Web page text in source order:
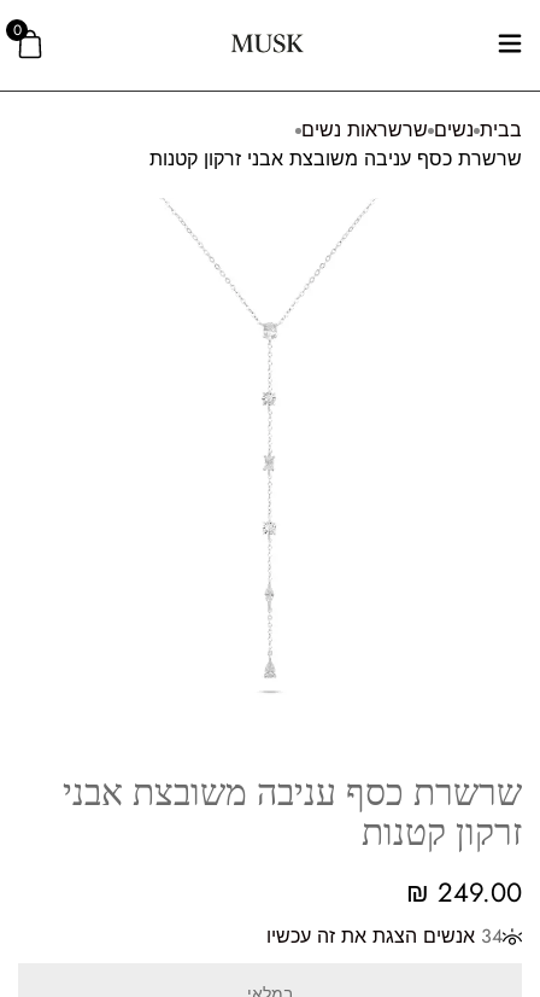
0
בבית נשים שרשראות נשים
שרשרת כסף עניבה משובצת אבני זרקון קטנות
שרשרת כסף עניבה משובצת אבני
זרקון קטנות
249.00
₪
34 אנשים הצגת את זה עכשיו